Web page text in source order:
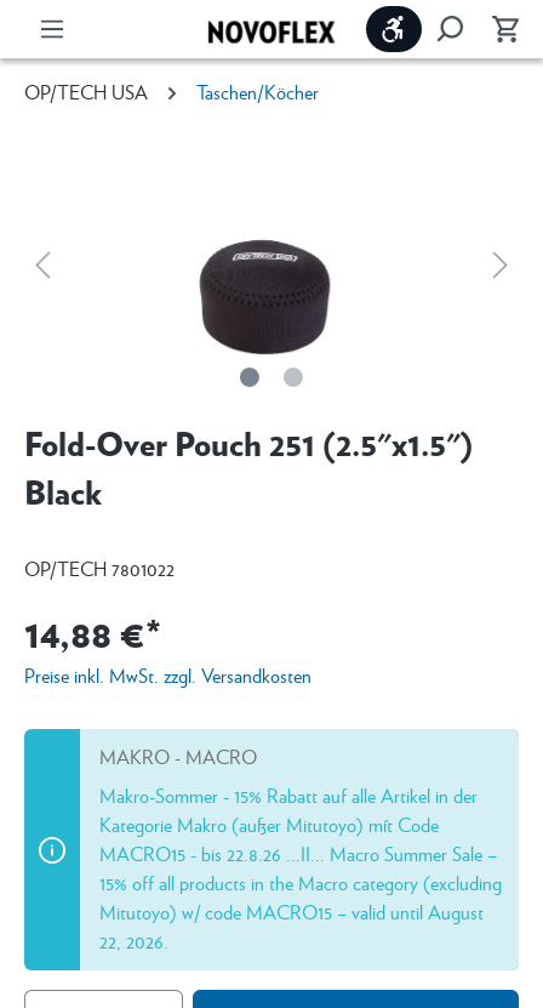
Werkzeugleiste
OP/TECH USA Taschen/Köcher
Fold-Over Pouch 251 (2.5"x1.5")
Black
OP/TECH 7801022
14,88 €*
Preise inkl. MwSt. zzgl. Versandkosten
MAKRO - MACRO
Makro-Sommer - 15% Rabatt auf alle Artikel in der
Kategorie Makro (außer Mitutoyo) mít Code
MACRO15 - bis 22.8.26 ...II... Macro Summer Sale –
15% off all products in the Macro category (excluding
Mitutoyo) w/ code MACRO15 – valid until August
22, 2026.